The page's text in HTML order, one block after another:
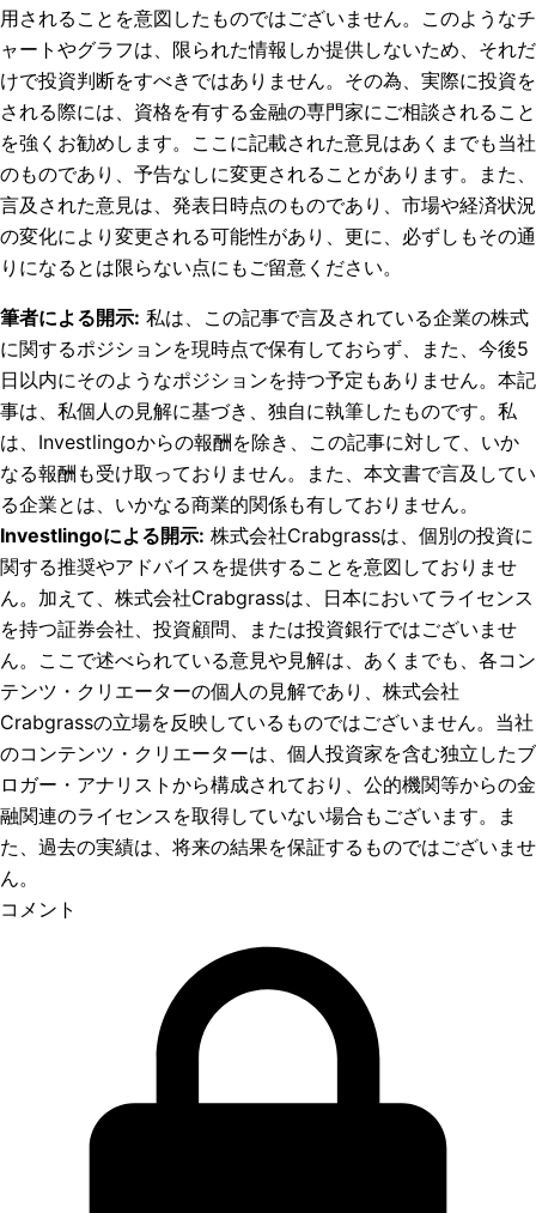
用されることを意図したものではございません。このようなチ
ャートやグラフは、限られた情報しか提供しないため、それだ
けで投資判断をすべきではありません。その為、実際に投資を
される際には、資格を有する金融の専門家にご相談されること
を強くお勧めします。ここに記載された意見はあくまでも当社
のものであり、予告なしに変更されることがあります。また、
言及された意見は、発表日時点のものであり、市場や経済状況
の変化により変更される可能性があり、更に、必ずしもその通
りになるとは限らない点にもご留意ください。
筆者による開示: 私は、この記事で言及されている企業の株式
に関するポジションを現時点で保有しておらず、また、今後5
日以内にそのようなポジションを持つ予定もありません。 本記
事は、私個人の見解に基づき、独自に執筆したものです。私
は、Investlingoからの報酬を除き、この記事に対して、いか
なる報酬も受け取っておりません。また、本文書で言及してい
る企業とは、いかなる商業的関係も有しておりません。
Investlingoによる開示: 株式会社Crabgrassは、個別の投資に
関する推奨やアドバイスを提供することを意図しておりませ
ん。加えて、株式会社Crabgrassは、日本においてライセンス
を持つ証券会社、投資顧問、または投資銀行ではございませ
ん。ここで述べられている意見や見解は、あくまでも、各コン
テンツ・クリエーターの個人の見解であり、株式会社
Crabgrassの立場を反映しているものではございません。当社
のコンテンツ・クリエーターは、個人投資家を含む独立したブ
ロガー・アナリストから構成されており、公的機関等からの金
融関連のライセンスを取得していない場合もございます。ま
た、過去の実績は、将来の結果を保証するものではございませ
ん。
コメント